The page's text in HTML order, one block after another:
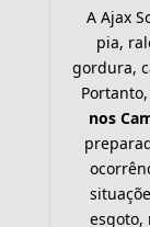
A Ajax
pia,
gordura,
nos
esgoto,